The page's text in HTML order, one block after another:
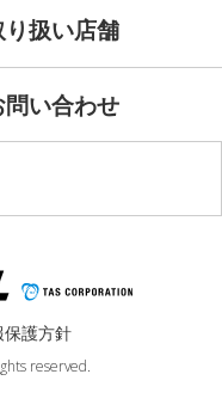
り扱い店舗
問い合わせ
保護方針
reserved.